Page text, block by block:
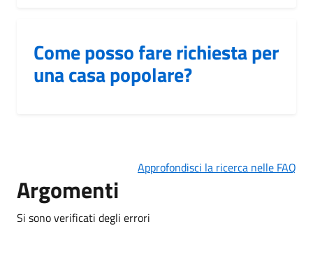
Come posso fare richiesta per
una casa popolare?
Approfondisci la ricerca nelle FAQ
Argomenti
Si sono verificati degli errori